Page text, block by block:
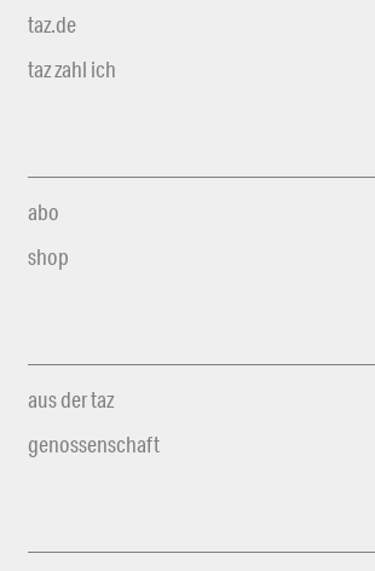
taz.de
taz zahl ich
abo
shop
aus der taz
genossenschaft